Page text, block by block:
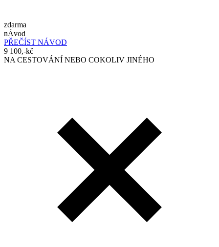
zdarma
nÁvod
PŘEČÍST NÁVOD
9 100,-kč
NA CESTOVÁNÍ NEBO COKOLIV JINÉHO